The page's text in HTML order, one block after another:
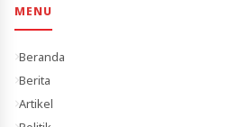
MENU
Beranda
Berita
Artikel